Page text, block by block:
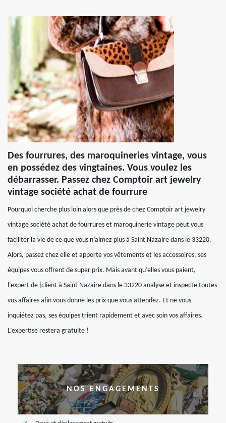
Des fourrures, des maroquineries vintage, vous
en possédez des vingtaines. Vous voulez les
débarrasser. Passez chez Comptoir art jewelry
vintage société achat de fourrure
Pourquoi cherche plus loin alors que près de chez Comptoir art jewelry
vintage société achat de fourrures et maroquinerie vintage peut vous
faciliter la vie de ce que vous n’aimez plus à Saint Nazaire dans le 33220.
Alors, passez chez elle et apporte vos vêtements et les accessoires, ses
équipes vous offrent de super prix. Mais avant qu’elles vous paient,
l’expert de {client à Saint Nazaire dans le 33220 analyse et inspecte toutes
vos affaires afin vous donne les prix que vous attendez. Et ne vous
inquiétez pas, ses équipes trient rapidement et avec soin vos affaires.
L’expertise restera gratuite !
NOS ENGAGEMENTS